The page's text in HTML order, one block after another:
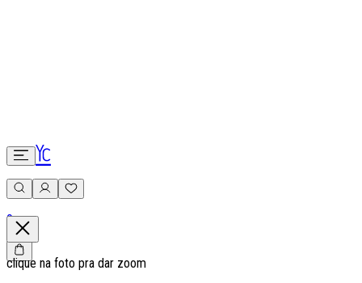
0
clique na foto pra dar zoom